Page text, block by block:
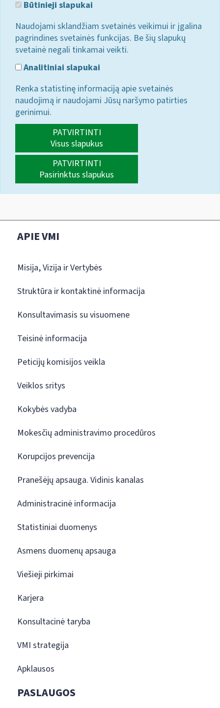
Būtinieji slapukai
Naudojami sklandžiam svetainės veikimui ir įgalina
pagrindines svetainės funkcijas. Be šių slapukų
svetainė negali tinkamai veikti.
Analitiniai slapukai
Renka statistinę informaciją apie svetainės
naudojimą ir naudojami Jūsų naršymo patirties
gerinimui.
PATVIRTINTI
Visus slapukus
PATVIRTINTI
Pasirinktus slapukus
APIE VMI
Misija, Vizija ir Vertybės
Struktūra ir kontaktinė informacija
Konsultavimasis su visuomene
Teisinė informacija
Peticijų komisijos veikla
Veiklos sritys
Kokybės vadyba
Mokesčių administravimo procedūros
Korupcijos prevencija
Pranešėjų apsauga. Vidinis kanalas
Administracinė informacija
Statistiniai duomenys
Asmens duomenų apsauga
Viešieji pirkimai
Karjera
Konsultacinė taryba
VMI strategija
Apklausos
PASLAUGOS